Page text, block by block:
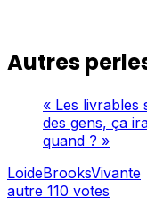
Autres
« Les livrables
des gens, ça
quand ? »
LoideBrooksVivante
autre 110 votes